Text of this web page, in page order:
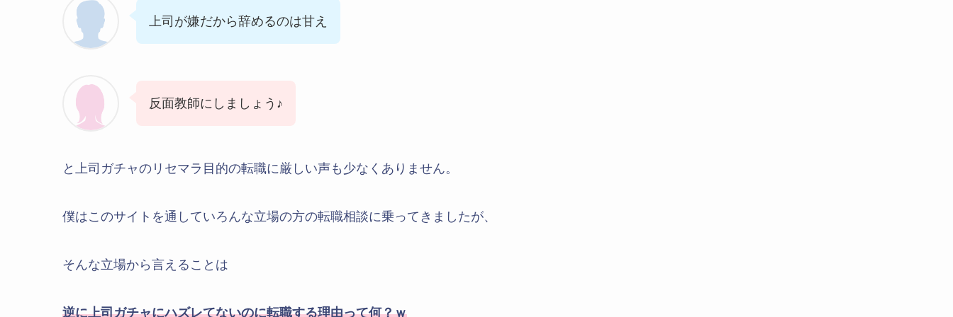
上司が嫌だから辞めるのは甘え
反面教師にしましょう♪
と上司ガチャのリセマラ目的の転職に厳しい声も少なくありません。
僕はこのサイトを通していろんな立場の方の転職相談に乗ってきましたが、
そんな立場から言えることは
逆に上司ガチャにハズレてないのに転職する理由って何？ｗ